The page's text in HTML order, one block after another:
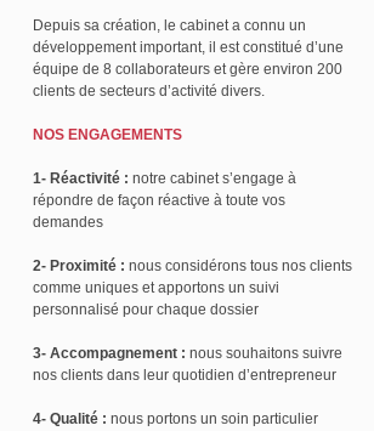
Depuis sa création, le cabinet a connu un
développement important, il est constitué d’une
équipe de 8 collaborateurs et gère environ 200
clients de secteurs d’activité divers.
NOS ENGAGEMENTS
1- Réactivité : notre cabinet s’engage à
répondre de façon réactive à toute vos
demandes
2- Proximité : nous considérons tous nos clients
comme uniques et apportons un suivi
personnalisé pour chaque dossier
3- Accompagnement : nous souhaitons suivre
nos clients dans leur quotidien d’entrepreneur
4- Qualité : nous portons un soin particulier